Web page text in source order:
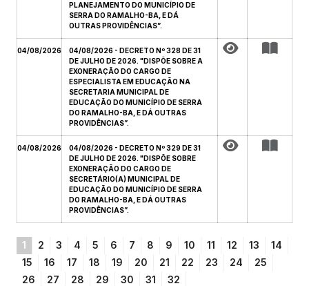
PLANEJAMENTO DO MUNICÍPIO DE
SERRA DO RAMALHO-BA, E DÁ
OUTRAS PROVIDÊNCIAS”.
04/08/2026
04/08/2026 - DECRETO Nº 328 DE 31
DE JULHO DE 2026. "DISPÕE SOBRE A
EXONERAÇÃO DO CARGO DE
ESPECIALISTA EM EDUCAÇÃO NA
SECRETARIA MUNICIPAL DE
EDUCAÇÃO DO MUNICÍPIO DE SERRA
DO RAMALHO-BA, E DÁ OUTRAS
PROVIDÊNCIAS”.
04/08/2026
04/08/2026 - DECRETO Nº 329 DE 31
DE JULHO DE 2026. "DISPÕE SOBRE
EXONERAÇÃO DO CARGO DE
SECRETÁRIO(A) MUNICIPAL DE
EDUCAÇÃO DO MUNICÍPIO DE SERRA
DO RAMALHO-BA, E DÁ OUTRAS
PROVIDÊNCIAS”.
1 2 3 4 5 6 7 8 9 10 11 12 13
14
15
16 17 18 19 20 21 22 23 24
25
26
27 28 29 30 31 32